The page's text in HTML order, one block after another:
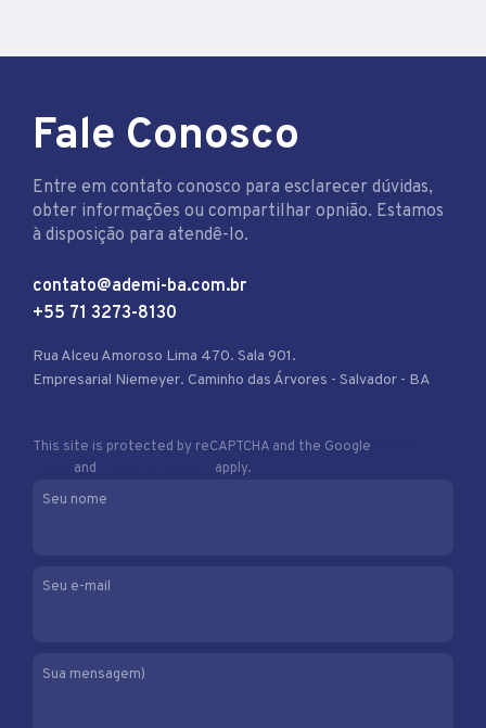
Fale Conosco
Entre em contato conosco para esclarecer dúvidas,
obter informações ou compartilhar opnião. Estamos
à disposição para atendê-lo.
contato@ademi-ba.com.br
+55 71 3273-8130
Rua Alceu Amoroso Lima 470. Sala 901.
Empresarial Niemeyer. Caminho das Árvores - Salvador - BA
This site is protected by reCAPTCHA and the Google
and
apply.
Seu nome
Seu e-mail
Sua mensagem)